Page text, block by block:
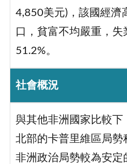
4,850美元)，該國經濟
口，貧富不均嚴重，失
51.2%。
社會概況
與其他非洲國家比較下
北部的卡普里維區局勢
非洲政治局勢較為安定